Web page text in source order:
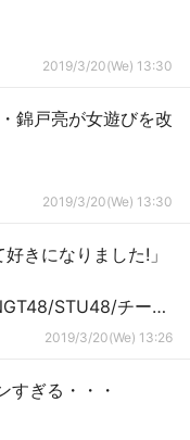
2019/3/20(We) 13:30
錦戸亮が女遊びを改
2019/3/20(We) 13:30
きになりました!」
STU48/チーム
2019/3/20(We) 13:26
すぎる・・・